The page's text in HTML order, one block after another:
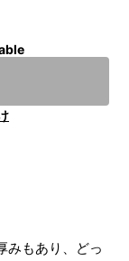
みもあり、どっ